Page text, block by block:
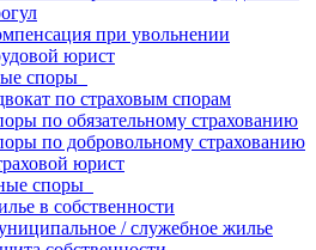
при увольнении
юрист
споры
по страховым спорам
по обязательному страхованию
по добровольному страхованию
юрист
споры
в собственности
/ служебное жилье